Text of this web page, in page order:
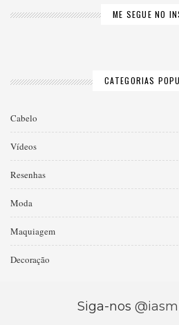
ME SEGUE NO
CATEGORIAS
Cabelo
Vídeos
Resenhas
Moda
Maquiagem
Decoração
Siga-nos